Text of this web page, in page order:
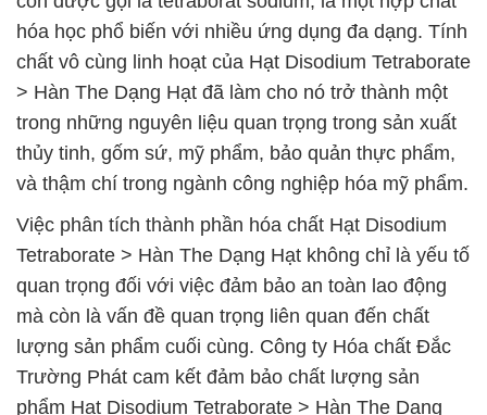
hóa học phổ biến với nhiều ứng dụng đa dạng. Tính
chất vô cùng linh hoạt của Hạt Disodium Tetraborate
> Hàn The Dạng Hạt đã làm cho nó trở thành một
trong những nguyên liệu quan trọng trong sản xuất
thủy tinh, gốm sứ, mỹ phẩm, bảo quản thực phẩm,
và thậm chí trong ngành công nghiệp hóa mỹ phẩm.
Việc phân tích thành phần hóa chất Hạt Disodium
Tetraborate > Hàn The Dạng Hạt không chỉ là yếu tố
quan trọng đối với việc đảm bảo an toàn lao động
mà còn là vấn đề quan trọng liên quan đến chất
lượng sản phẩm cuối cùng. Công ty Hóa chất Đắc
Trường Phát cam kết đảm bảo chất lượng sản
phẩm Hạt Disodium Tetraborate > Hàn The Dạng